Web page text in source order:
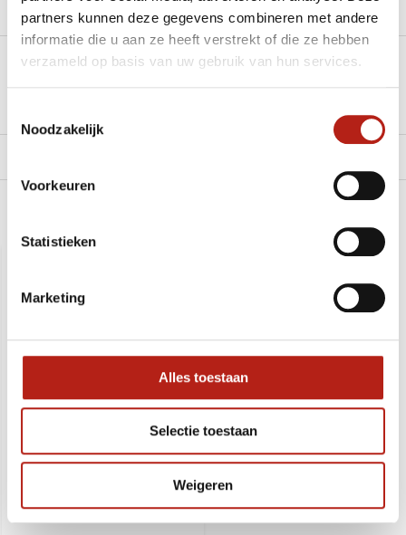
partners kunnen deze gegevens combineren met andere
informatie die u aan ze heeft verstrekt of die ze hebben
verzameld op basis van uw gebruik van hun services.
Noodzakelijk
Voorkeuren
Statistieken
Marketing
Alles toestaan
Selectie toestaan
Weigeren
Stel je vraag
Groot aantal nodig?
Taekwondo pak - 190 Cm
- OP=OP